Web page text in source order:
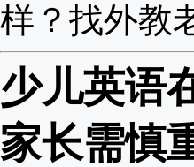
样？找外教
少儿英语
家长需慎